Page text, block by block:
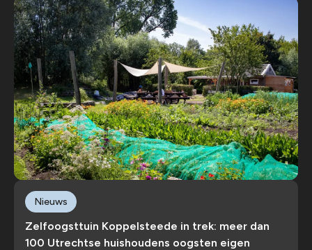
Zelfoogsttuin Koppelsteede in trek: meer dan
100 Utrechtse huishoudens oogsten eigen
Nieuws